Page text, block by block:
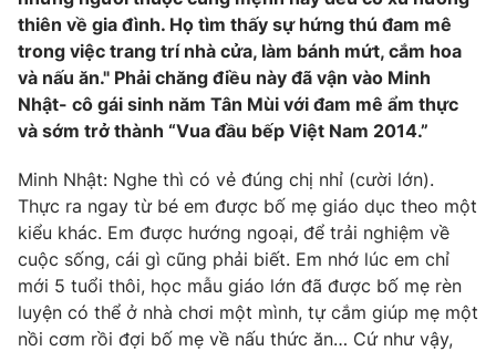
Khán giả
Giải sao mai
Âm nhạc
Sao
Du lịch
Làm đẹp
Chất lượng cuộc sống
Giáo dục
Tuyển sinh
Công nghệ
Hitech Công nghệ tương lai
Sản phẩm
Thị trường
Tư vấn
Giao lưu trực tuyến
Lịch phát sóng
Chuyên mục khác
thiên về gia đình. Họ tìm thấy sự hứng thú đam mê
trong việc trang trí nhà cửa, làm bánh mứt, cắm hoa
và nấu ăn." Phải chăng điều này đã vận vào Minh
Nhật- cô gái sinh năm Tân Mùi với đam mê ẩm thực
và sớm trở thành “Vua đầu bếp Việt Nam 2014.”
Minh Nhật: Nghe thì có vẻ đúng chị nhỉ (cười lớn).
Thực ra ngay từ bé em được bố mẹ giáo dục theo một
kiểu khác. Em được hướng ngoại, để trải nghiệm về
cuộc sống, cái gì cũng phải biết. Em nhớ lúc em chỉ
mới 5 tuổi thôi, học mẫu giáo lớn đã được bố mẹ rèn
luyện có thể ở nhà chơi một mình, tự cắm giúp mẹ một
nồi cơm rồi đợi bố mẹ về nấu thức ăn… Cứ như vậy,